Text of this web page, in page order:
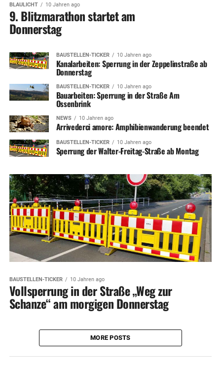
BLAULICHT 10 Jahren ago
9. Blitzmarathon startet am
Donnerstag
BAUSTELLEN-TICKER 10 Jahren ago
Kanalarbeiten: Sperrung in der Zeppelinstraße ab
Donnerstag
BAUSTELLEN-TICKER 10 Jahren ago
Bauarbeiten: Sperrung in der Straße Am
Ossenbrink
NEWS 10 Jahren ago
Arrivederci amore: Amphibienwanderung beendet
BAUSTELLEN-TICKER 10 Jahren ago
Sperrung der Walter-Freitag-Straße ab Montag
BAUSTELLEN-TICKER 10 Jahren ago
Vollsperrung in der Straße „Weg zur
Schanze“ am morgigen Donnerstag
MORE POSTS